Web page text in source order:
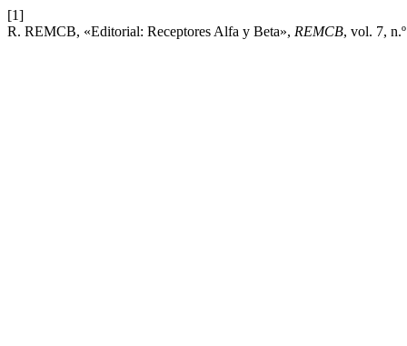
[1]
R. REMCB, «Editorial: Receptores Alfa y Beta», REMCB, vol. 7,